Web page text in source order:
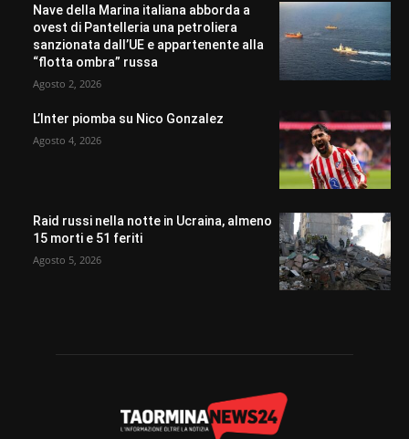
Nave della Marina italiana abborda a
ovest di Pantelleria una petroliera
sanzionata dall’UE e appartenente alla
“flotta ombra” russa
Agosto 2, 2026
L’Inter piomba su Nico Gonzalez
Agosto 4, 2026
Raid russi nella notte in Ucraina, almeno
15 morti e 51 feriti
Agosto 5, 2026